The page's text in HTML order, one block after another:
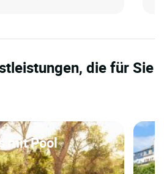
die für Sie
mit Pool